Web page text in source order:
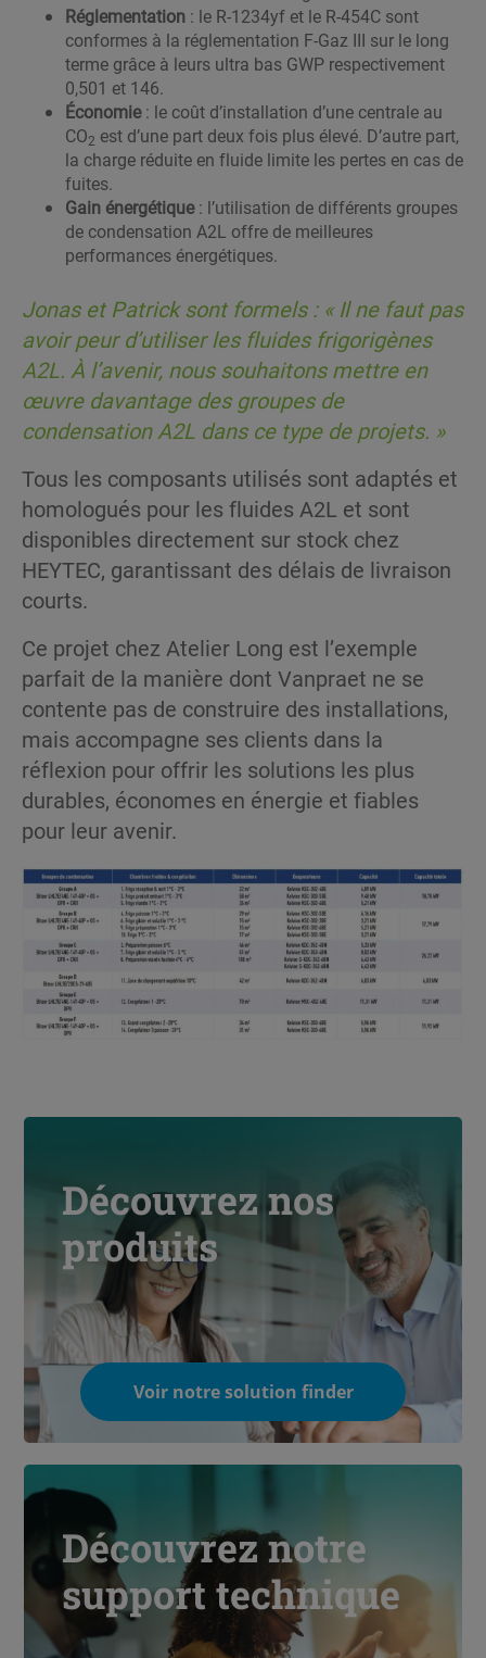
Réglementation : le R-1234yf et le R-454C sont
conformes à la réglementation F-Gaz III sur le long
terme grâce à leurs ultra bas GWP respectivement
0,501 et 146.
Économie: le coût d’installation d’une centrale au
CO2 est d’une part deux fois plus élevé. D’autre part,
la charge réduite en fluide limite les pertes en cas de
fuites.
Gain énergétique: l’utilisation de différents groupes
de condensation A2L offre de meilleures
performances énergétiques.
Jonas et Patrick sont formels : « Il ne faut pas
avoir peur d’utiliser les fluides frigorigènes
A2L. À l’avenir, nous souhaitons mettre en
œuvre davantage des groupes de
condensation A2L dans ce type de projets. »
Tous les composants utilisés sont adaptés et
homologués pour les fluides A2L et sont
disponibles directement sur stock chez
HEYTEC, garantissant des délais de livraison
courts.
Ce projet chez Atelier Long est l’exemple
parfait de la manière dont Vanpraet ne se
contente pas de construire des installations,
mais accompagne ses clients dans la
réflexion pour offrir les solutions les plus
durables, économes en énergie et fiables
pour leur avenir.
Découvrez nos
produits
Voir notre solution finder
Découvrez notre
support technique